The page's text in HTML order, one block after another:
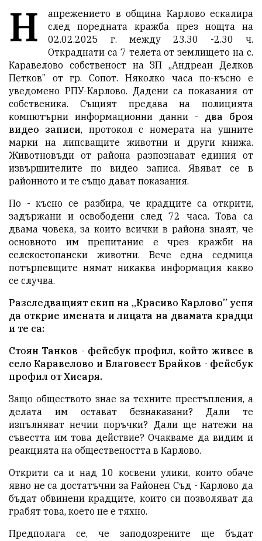
Н
апрежението в община Карлово ескалира
след поредната кражба през нощта на
02.02.2025 г. между 23.30 -2.30 ч.
Откраднати са 7 телета от землището на с.
Каравелово собственост на ЗП „Андреан Делков
Петков” от гр. Сопот. Няколко часа по-късно е
уведомено РПУ-Карлово. Дадени са показания от
собственика. Същият предава на полицията
компютърни информационни данни - два броя
видео записи, протокол с номерата на ушните
марки на липсващите животни и други книжа.
Животновъди от района разпознават единия от
извършителите по видео записа. Явяват се в
районното и те също дават показания.
По - късно се разбира, че крадците са открити,
задържани и освободени след 72 часа. Това са
двама човека, за които всички в района знаят, че
основното им препитание е чрез кражби на
селскостопански животни. Вече една седмица
потърпевщите нямат никаква информация какво
се случва.
Разследващият екип на „Красиво Карлово” успя
да открие имената и лицата на двамата крадци
и те са:
Стоян Танков - фейсбук профил, който живее в
село Каравелово и Благовест Брайков - фейсбук
профил от Хисаря.
Защо обществото знае за техните престъпления, а
делата им остават безнаказани? Дали те
изпълняват нечии поръчки? Дали ще натежи на
съвестта им това действие? Очакваме да видим и
реакцията на обществеността в Карлово.
Открити са и над 10 косвени улики, които обаче
явно не са достатъчни за Районен Съд - Карлово да
бъдат обвинени крадците, които си позволяват да
грабят това, което не е тяхно.
Предполага се, че заподозрените ще бъдат